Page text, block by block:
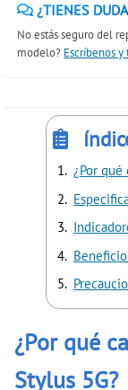
¿TIENES
No estás seguro del
modelo? Escríbenos
¿Por qué
¿Por qué
Stylus 5G?